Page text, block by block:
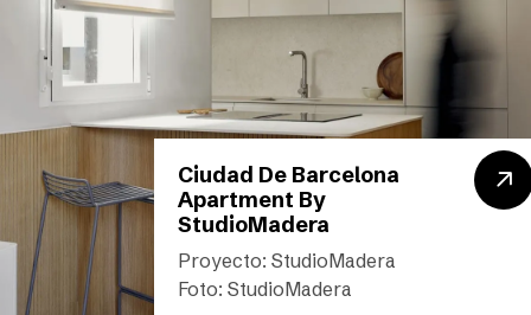
Ciudad De Barcelona
Apartment By
StudioMadera
Proyecto: StudioMadera
Foto: StudioMadera